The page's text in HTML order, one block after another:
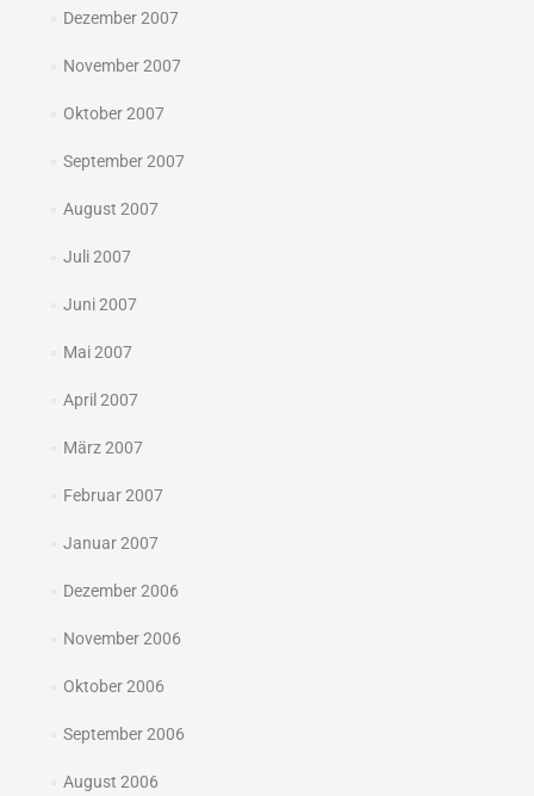
Dezember 2007
November 2007
Oktober 2007
September 2007
August 2007
Juli 2007
Juni 2007
Mai 2007
April 2007
März 2007
Februar 2007
Januar 2007
Dezember 2006
November 2006
Oktober 2006
September 2006
August 2006